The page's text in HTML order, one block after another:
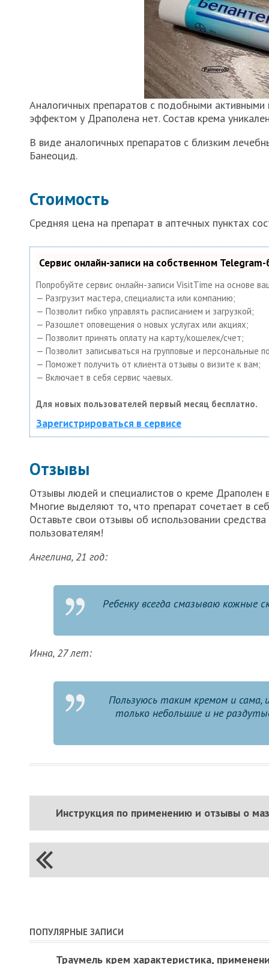
Аналогичных препаратов с подобными
эффектом у Драполена нет. Состав крема
В виде аналогичных препаратов с близким
Банеоцид.
Стоимость
Средняя цена на препарат в аптечных пунктах
Сервис онлайн-записи на собственном
Попробуйте сервис онлайн-записи VisitTime на основе
— Разгрузит мастера, специалиста или компанию;
— Позволит гибко управлять расписанием и загрузкой;
— Разошлет оповещения о новых услугах или акциях;
— Позволит принять оплату на карту/кошелек/счет;
— Позволит записываться на групповые и персональные
— Поможет получить от клиента отзывы о визите к вам;
— Включает в себя сервис чаевых.
Для новых пользователей первый месяц бесплатно.
Зарегистрироваться в сервисе
Отзывы
Отзывы людей и специалистов о креме Драполен
Многие выделяют то, что препарат сочетает в
Оставьте свои отзывы об использовании
пользователям!
Ангелина, 21 год:
Ребенку всегда смазываю кожные
Инна, 27 лет:
Пользуюсь таким кремом и
только небольшие и не
Инструкция по применению и отзывы о
ПОПУЛЯРНЫЕ ЗАПИСИ
Траумель крем характеристика,